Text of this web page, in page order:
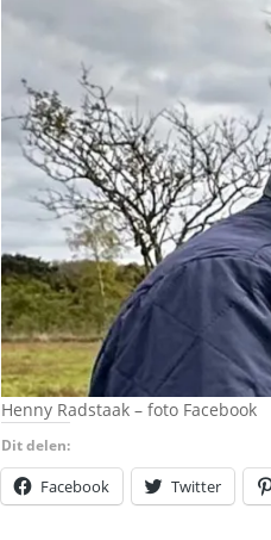
Henny Radstaak – foto Facebook
Dit delen:
Facebook Twitter